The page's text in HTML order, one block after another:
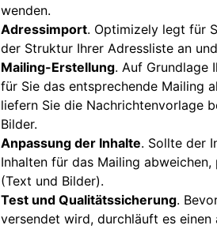
wenden.
Adressimport. Optimizely legt für
der Struktur Ihrer Adressliste an
Mailing-Erstellung. Auf Grundlage
für Sie das entsprechende Mailing
liefern Sie die Nachrichtenvorlage
Bilder.
Anpassung der Inhalte. Sollte der
Inhalten für das Mailing
(Text und Bilder).
Test und Qualitätssicherung.
versendet wird, durchläuft es einen